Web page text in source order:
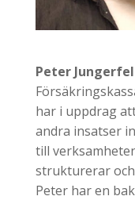
Peter
har i uppdrag
andra insatser
till
strukturerar
Peter har en